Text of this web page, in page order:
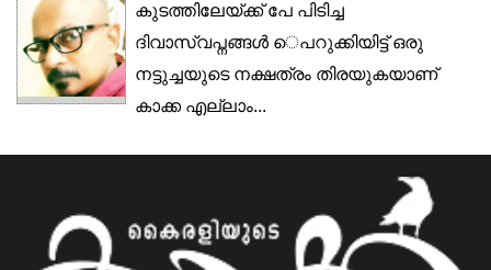
കുടത്തിലേയ്ക്ക് പേ പിടിച്ച
ദിവാസ്വപ്നങ്ങൾ െപറുക്കിയിട്ട് ഒരു
നട്ടുച്ചയുടെ നക്ഷത്രം തിരയുകയാണ്
കാക്ക എല്ലാം...